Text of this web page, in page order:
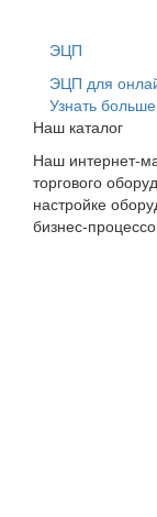
ЭЦП
ЭЦП для
Узнать больше
Наш каталог
Наш интернет-
торгового
настройке
бизнес-